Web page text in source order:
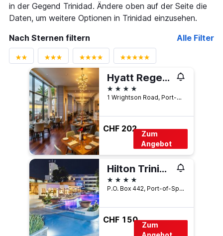
in der Gegend Trinidad. Ändere oben auf der Seite die
Daten, um weitere Optionen in Trinidad einzusehen.
Nach Sternen filtern
Alle Filter
Hyatt Regency Trinidad
4 Sterne
1 Wrightson Road, Port-of-Spain, Trinidad und Tobago
CHF 202
Zum
Angebot
Hilton Trinidad & Conference Centre
4 Sterne
P.O. Box 442, Port-of-Spain, Trinidad und Tobago
CHF 150
Zum